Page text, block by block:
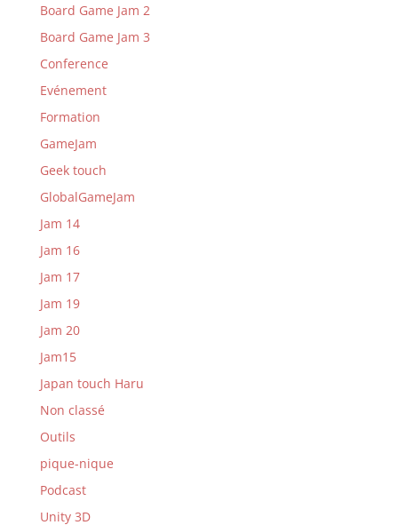
Board Game Jam 2
Board Game Jam 3
Conference
Evénement
Formation
GameJam
Geek touch
GlobalGameJam
Jam 14
Jam 16
Jam 17
Jam 19
Jam 20
Jam15
Japan touch Haru
Non classé
Outils
pique-nique
Podcast
Unity 3D